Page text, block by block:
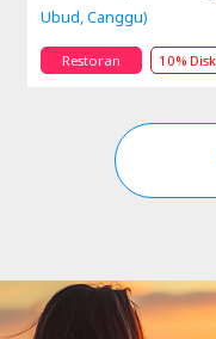
Ubud, Canggu)
Restoran 10%